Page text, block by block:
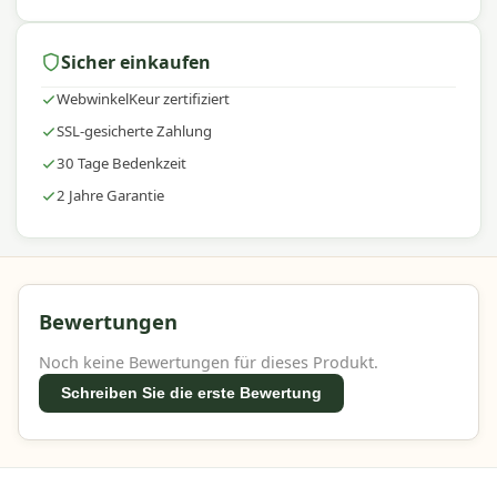
Warum Madison?
MitMadisonentscheiden Sie sich für hochwertige
Gartenaccessoires mit einem hervorragenden
Preis-Leistungs-Verhältnis. Wir bieten ein
umfangreiches Sortiment, schnelle Lieferung und
fachkundige Beratung, damit Sie Ihren
Sicher einkaufen
WebwinkelKeur zertifiziert
SSL-gesicherte Zahlung
30 Tage Bedenkzeit
2 Jahre Garantie
Bewertungen
Noch keine Bewertungen für dieses Produkt.
Schreiben Sie die erste Bewertung